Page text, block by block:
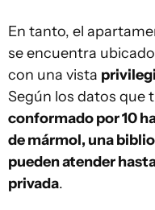
En tanto, el
se encuentra
con una vista
Según los datos que
conformado por 10
de mármol, una
pueden atender
privada.